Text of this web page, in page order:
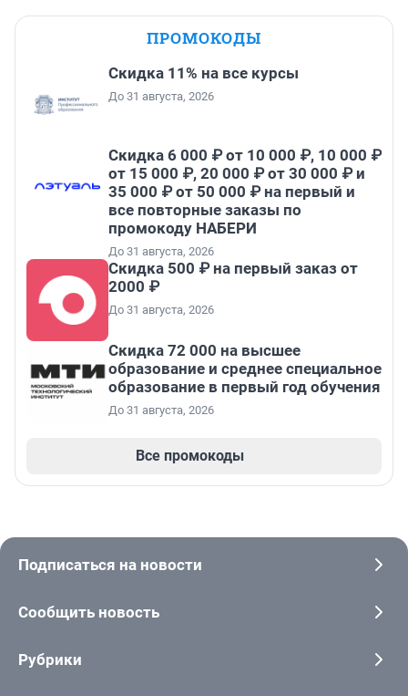
ПРОМОКОДЫ
Скидка 11% на все курсы
До 31 августа, 2026
Скидка 6 000 ₽ от 10 000 ₽, 10 000 ₽
от 15 000 ₽, 20 000 ₽ от 30 000 ₽ и
35 000 ₽ от 50 000 ₽ на первый и
все повторные заказы по
промокоду НАБЕРИ
До 31 августа, 2026
Скидка 500 ₽ на первый заказ от
2000 ₽
До 31 августа, 2026
Скидка 72 000 на высшее
образование и среднее специальное
образование в первый год обучения
До 31 августа, 2026
Все промокоды
Подписаться на новости
Сообщить новость
Рубрики